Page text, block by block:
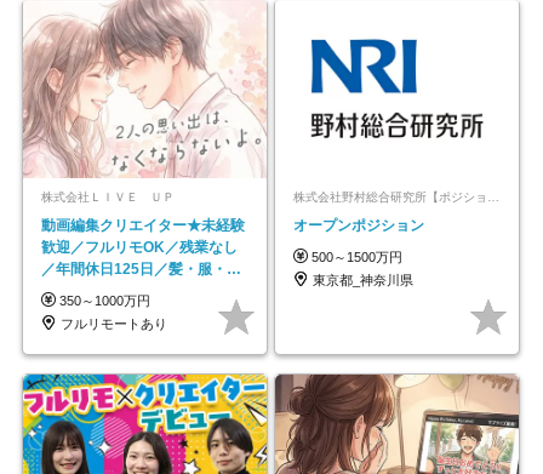
株式会社ＬＩＶＥ ＵＰ
動画編集クリエイター★未経験
歓迎／フルリモOK／残業なし
／年間休日125日／髪・服・ネ
イル自由／研修充実で安心
350～1000万円
フルリモートあり
オープンポジション
500～1500万円
東京都_神奈川県